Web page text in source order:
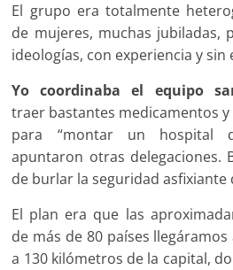
El grupo era totalmente
de mujeres, muchas jubiladas,
ideologías, con experiencia y sin
Yo coordinaba el equipo
traer bastantes medicamentos
para “montar un hospital
apuntaron otras delegaciones.
de burlar la seguridad
El plan era que las
de más de 80 países
a 130 kilómetros de la capital,